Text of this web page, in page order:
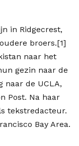
in Ridgecrest,
broers.[1]
naar het
gezin naar de
naar de UCLA,
Post. Na haar
tekstredacteur.
Bay Area.